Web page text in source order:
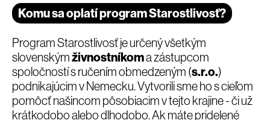
Komu sa oplatí program Starostlivosť?
Program Starostlivosť je určený všetkým
slovenskýmživnostníkoma zástupcom
spoločností s ručením obmedzeným (s.r.o.)
podnikajúcim v Nemecku. Vytvorili sme ho s cieľom
pomôcť našincom pôsobiacim v tejto krajine - či už
krátkodobo alebo dlhodobo. Ak máte pridelené